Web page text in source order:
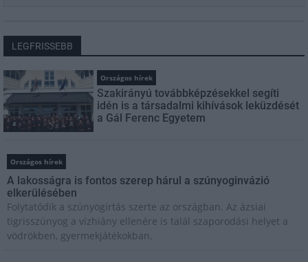
LEGFRISSEBB
Országos hírek
Szakirányú továbbképzésekkel segíti
idén is a társadalmi kihívások leküzdését
a Gál Ferenc Egyetem
Országos hírek
A lakosságra is fontos szerep hárul a szúnyoginvázió
elkerülésében
Folytatódik a szúnyogírtás szerte az országban. Az ázsiai
tigrisszúnyog a vízhiány ellenére is talál szaporodási helyet a
vödrökben, gyermekjátékokban.